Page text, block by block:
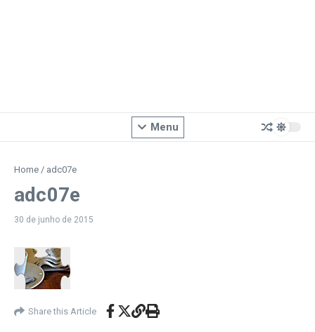
Menu
Home / adc07e
adc07e
30 de junho de 2015
Share this Article